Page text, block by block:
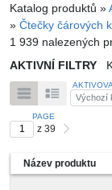
Katalog produktů »
» Čtečky čárových
1 939 nalezených
AKTIVNÍ FILTRY
Výchozí
PAGE
z 39
Název produktu